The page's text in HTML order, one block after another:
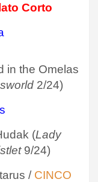
Corto
in the Omelas
2/24)
(Lady
9/24)
/ CINCO